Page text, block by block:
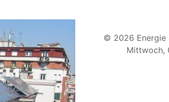
© 2026 Energie
Mittwoch,